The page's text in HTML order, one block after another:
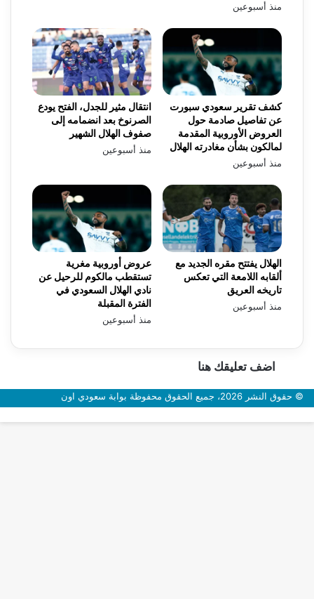
منذ أسبوعين
انتقال مثير للجدل، الفتح يودع
الصرنوخ بعد انضمامه إلى
صفوف الهلال الشهير
منذ أسبوعين
كشف تقرير سعودي سبورت
عن تفاصيل صادمة حول
العروض الأوروبية المقدمة
لمالكون بشأن مغادرته الهلال
منذ أسبوعين
عروض أوروبية مغرية
تستقطب مالكوم للرحيل عن
نادي الهلال السعودي في
الفترة المقبلة
منذ أسبوعين
الهلال يفتتح مقره الجديد مع
ألقابه اللامعة التي تعكس
تاريخه العريق
منذ أسبوعين
اضف تعليقك هنا
© حقوق النشر 2026، جميع الحقوق محفوظة بوابة سعودي اون